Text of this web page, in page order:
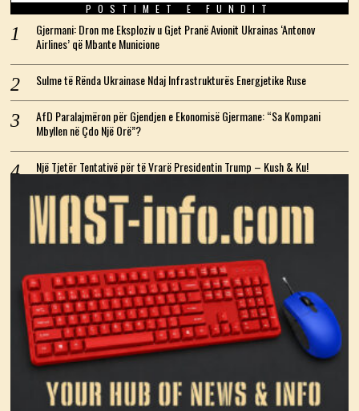
POSTIMET E FUNDIT
Gjermani: Dron me Eksploziv u Gjet Pranë Avionit Ukrainas ‘Antonov
Airlines’ që Mbante Municione
Sulme të Rënda Ukrainase Ndaj Infrastrukturës Energjetike Ruse
AfD Paralajmëron për Gjendjen e Ekonomisë Gjermane: “Sa Kompani
Mbyllen në Çdo Një Orë”?
Një Tjetër Tentativë për të Vrarë Presidentin Trump – Kush & Ku!